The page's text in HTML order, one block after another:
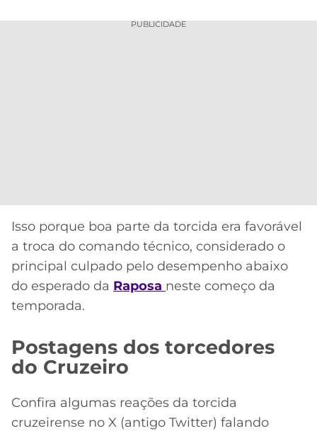
PUBLICIDADE
Isso porque boa parte da torcida era favorável
a troca do comando técnico, considerado o
principal culpado pelo desempenho abaixo
do esperado da Raposa neste começo da
temporada.
Postagens dos torcedores
do Cruzeiro
Confira algumas reações da torcida
cruzeirense no X (antigo Twitter) falando